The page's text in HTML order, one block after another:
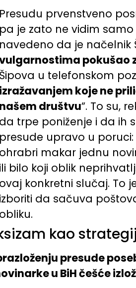
Presudu prvenstveno
pa je zato ne vidim
navedeno da je načelnik
pokušao
Šipova u telefonskom
izražavanjem koje ne
našem društvu”. To su,
da trpe poniženje i da ih
presude upravo u
ohrabri makar jednu
ili bilo koji oblik
ovaj konkretni slučaj. To
izboriti da sačuva
obliku.
kao
presude
u BiH češće